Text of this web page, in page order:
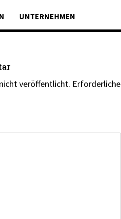
UNTERNEHMEN
veröffentlicht. Erforderliche